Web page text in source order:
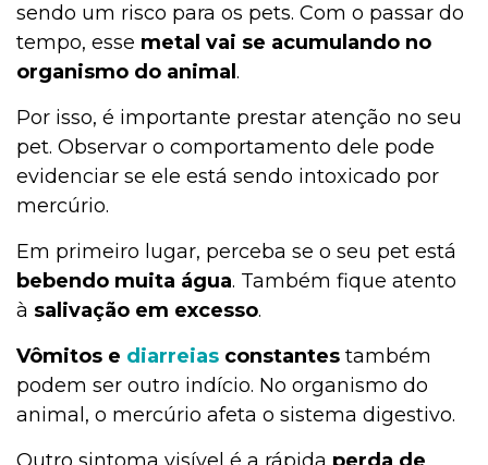
sendo um risco para os pets. Com o passar do
tempo, esse metal vai se acumulando no
organismo do animal .
Por isso, é importante prestar atenção no seu
pet. Observar o comportamento dele pode
evidenciar se ele está sendo intoxicado por
mercúrio.
Em primeiro lugar, perceba se o seu pet está
bebendo muita água. Também fique atento
à salivação em excesso.
Vômitos e diarreias constantes também
podem ser outro indício. No organismo do
animal, o mercúrio afeta o sistema digestivo.